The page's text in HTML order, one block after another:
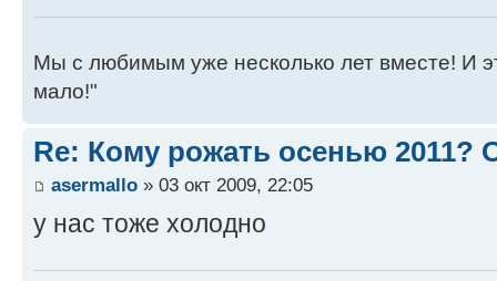
Мы с любимым уже несколько лет вместе! И
мало!"
Re: Кому рожать осенью 2011?
asermallo » 03 окт 2009, 22:05
у нас тоже холодно